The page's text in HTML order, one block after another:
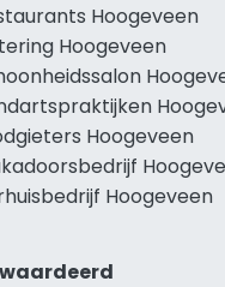
Hoogeveen
Hoogeveen
Hoogeveen
Hoogeveen